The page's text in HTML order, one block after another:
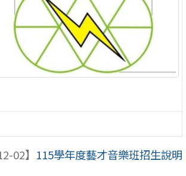
02】 115學年度藝才音樂班招生說明